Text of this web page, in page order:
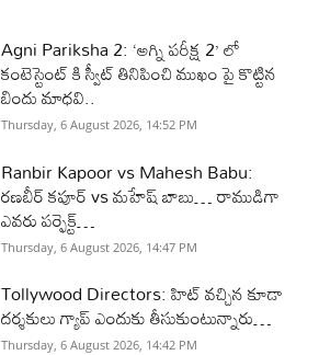
Agni Pariksha 2: ‘అగ్ని పరీక్ష 2’ లో
కంటెస్టెంట్ కి స్వీట్ తినిపించి ముఖం పై కొట్టిన
బిందు మాధవి..
Thursday, 6 August 2026, 14:52 PM
Ranbir Kapoor vs Mahesh Babu:
రణబీర్ కపూర్ vs మహేష్ బాబు… రాముడిగా
ఎవరు పర్ఫెక్ట్…
Thursday, 6 August 2026, 14:47 PM
Tollywood Directors: హిట్ వచ్చిన కూడా
దర్శకులు గ్యాప్ ఎందుకు తీసుకుంటున్నారు…
Thursday, 6 August 2026, 14:42 PM